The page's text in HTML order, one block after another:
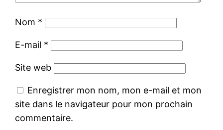
Nom *
E-mail *
Site web
Enregistrer mon nom, mon e-mail et mon
site dans le navigateur pour mon prochain
commentaire.